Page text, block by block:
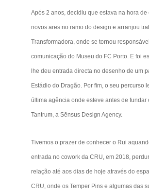
Após 2 anos, decidiu que estava na hora de
novos ares no ramo do design e arranjou
Transformadora, onde se tornou
comunicação do Museu do FC Porto. E foi
lhe deu entrada directa no desenho de um
Estádio do Dragão. Por fim, o seu percurso
última agência onde esteve antes de fundar
Tantrum, a Sēnsus Design Agency.
Tivemos o prazer de conhecer o Rui
entrada no cowork da CRU, em 2018,
relação até aos dias de hoje através do
CRU, onde os Temper Pins e algumas das